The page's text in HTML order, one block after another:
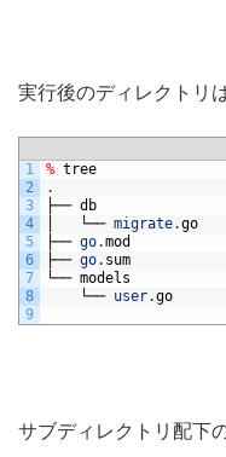
実行後のディレクトリ
1
2
3
4
5
6
7
8
9
% tree
.
├── db
└── migrate.go
├── go.mod
├── go. sum
└── models
└── user.go
サブディレクトリ配下